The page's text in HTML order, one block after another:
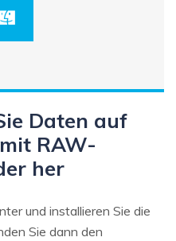
Daten auf
RAW-
her
und installieren Sie die
Sie dann den